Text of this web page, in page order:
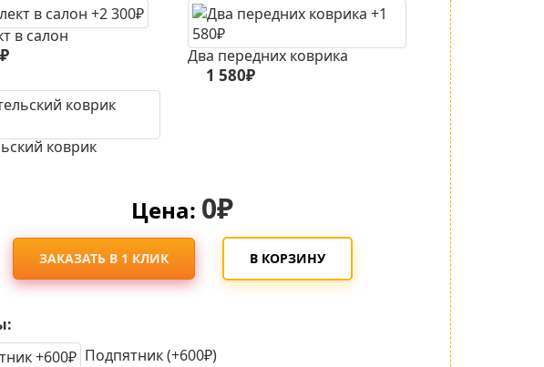
в салон
Два передних коврика
1 580₽
коврик
Цена: 0₽
ЗАКАЗАТЬ В 1 КЛИК В КОРЗИНУ
Подпятник (+600₽)